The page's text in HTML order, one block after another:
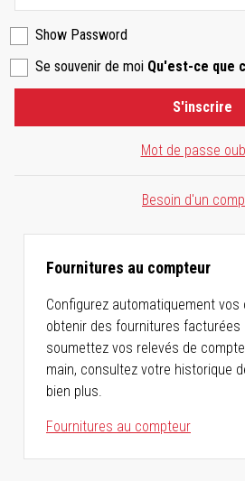
Show Password
Se souvenir de moi Qu'est-ce que
Mot de passe
S'inscrire
Besoin d'un
Fournitures au compteur
Configurez automatiquement
obtenir des fournitures facturées
soumettez vos relevés de
main, consultez votre historique
bien plus.
Fournitures au compteur